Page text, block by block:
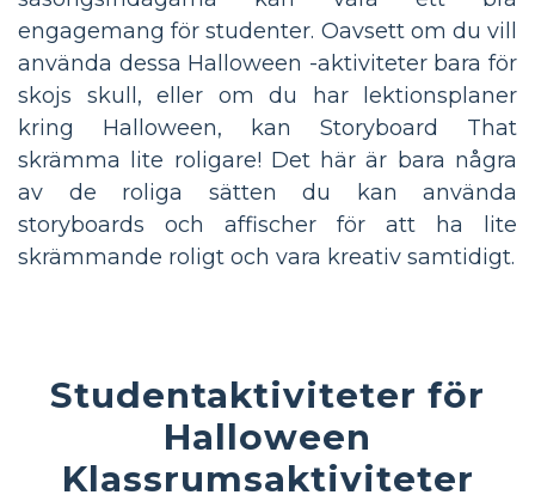
engagemang för studenter. Oavsett om du vill
använda dessa Halloween -aktiviteter bara för
skojs skull, eller om du har lektionsplaner
kring Halloween, kan Storyboard That
skrämma lite roligare! Det här är bara några
av de roliga sätten du kan använda
storyboards och affischer för att ha lite
skrämmande roligt och vara kreativ samtidigt.
Studentaktiviteter för
Halloween
Klassrumsaktiviteter